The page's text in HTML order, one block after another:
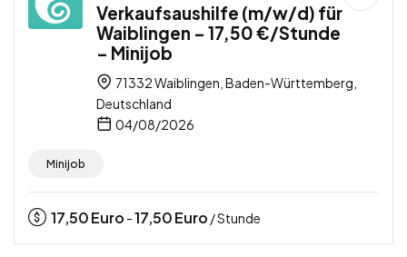
Verkaufsaushilfe (m/w/d) für
Waiblingen – 17,50 €/Stunde
– Minijob
71332 Waiblingen, Baden-Württemberg,
Deutschland
04/08/2026
Minijob
17,50Euro -17,50Euro / Stunde